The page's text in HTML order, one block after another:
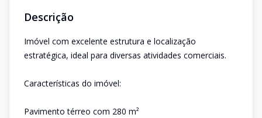
Descrição
Imóvel com excelente estrutura e localização
estratégica, ideal para diversas atividades comerciais.
Características do imóvel:
Pavimento térreo com 280 m²